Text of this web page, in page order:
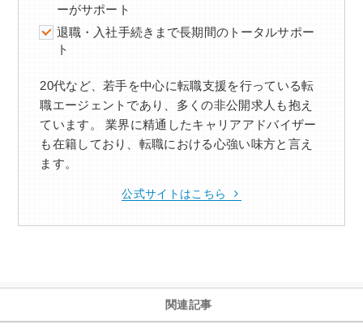
ーがサポート
退職・入社手続きまで長期間のトータルサポー
ト
20代など、若手を中心に転職支援を行っている転
職エージェントであり、多くの非公開求人も抱え
ています。 業界に精通したキャリアアドバイザー
も在籍しており、転職における心強い味方と言え
ます。
公式サイトはこちら
関連記事